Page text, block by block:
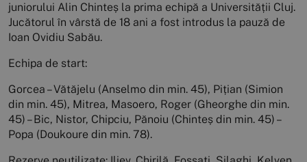
juniorului Alin Chinteș la prima echipă a Universității Cluj.
Jucătorul în vârstă de 18 ani a fost introdus la pauză de
Ioan Ovidiu Sabău.
Echipa de start:
Gorcea – Vătăjelu (Anselmo din min. 45), Pițian (Simion
din min. 45), Mitrea, Masoero, Roger (Gheorghe din min.
45) – Bic, Nistor, Chipciu, Pănoiu (Chinteș din min. 45) –
Popa (Doukoure din min. 78).